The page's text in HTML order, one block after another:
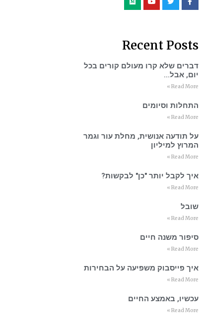
Recent Posts
דברים שלא קרו מעולם קורים בכל
יום, אבל…
Read More »
התחלות וסיומים
Read More »
על תודעה אנושית, מחלת עור וגמר
המרוץ למיליון
Read More »
איך לקבל יותר "כן" לבקשות?
Read More »
שובל
Read More »
סיפור משנה חיים
Read More »
איך פייסבוק משפיעה על הבחירות
Read More »
עכשיו, באמצע החיים
Read More »